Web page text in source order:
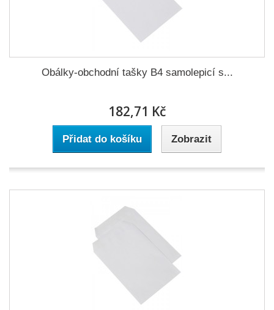
Obálky-obchodní tašky B4 samolepicí s...
182,71 Kč
Přidat do košíku Zobrazit